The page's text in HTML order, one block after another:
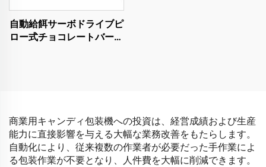
自動給餌サーボドライブピ
ロー式チョコレートバー包
商業用キャンディ包装機への投資は、経営成績および生産
能力に直接影響を与える大幅な業務改善をもたらします。
自動化により、従来複数の作業者が必要だった手作業によ
る包装作業が不要となり、人件費を大幅に削減できます。